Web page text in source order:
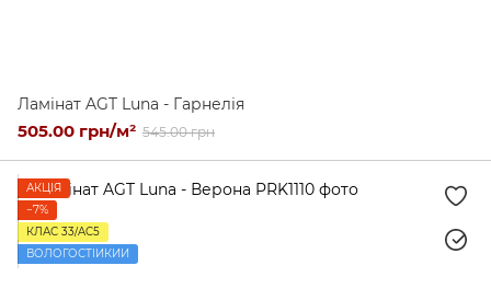
Ламінат AGT Luna - Гарнелія
505.00 грн/м² 545.00 грн
АКЦІЯ
−7%
КЛАС 33/AC5
ВОЛОГОСТІЙКИЙ